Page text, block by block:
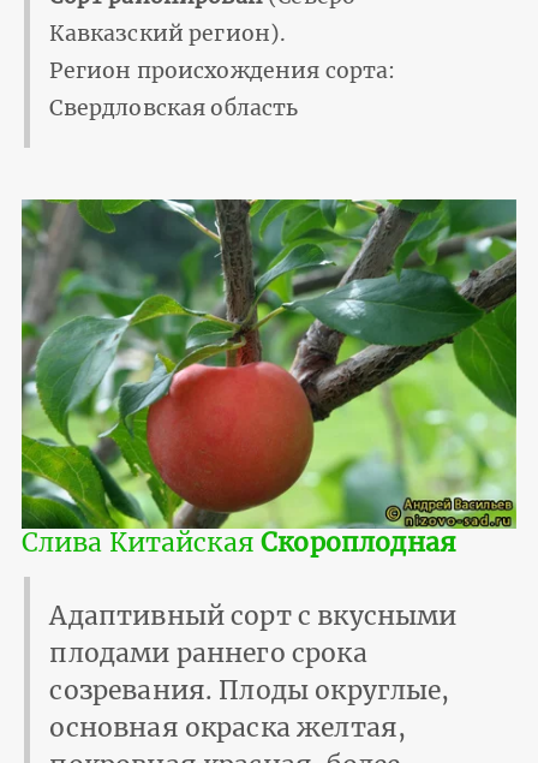
Кавказский регион).
Регион происхождения сорта:
Свердловская область
Слива КитайскаяСкороплодная
Адаптивный сорт с вкусными
плодами раннего срока
созревания. Плоды округлые,
основная окраска желтая,